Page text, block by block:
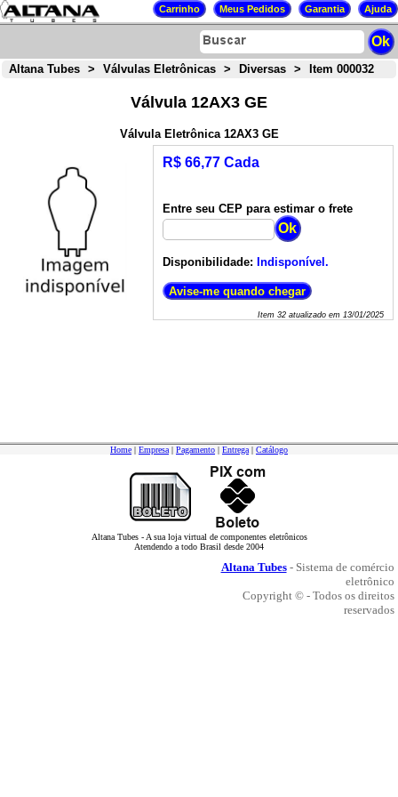
Altana Tubes > Válvulas Eletrônicas > Diversas > Item 000032
Válvula 12AX3 GE
Válvula Eletrônica 12AX3 GE
R$ 66,77 Cada
Entre seu CEP para estimar o frete
Disponibilidade: Indisponível.
Item 32atualizado em 13/01/2025
Home | Empresa | Pagamento | Entrega | Catálogo
Altana Tubes - A sua loja virtual de componentes eletrônicos
Atendendo a todo Brasil desde 2004
Altana Tubes- Sistema de comércio
eletrônico
Copyright © - Todos os direitos
reservados